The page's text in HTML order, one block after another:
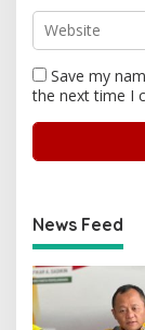
Save my
the next time I
News Feed